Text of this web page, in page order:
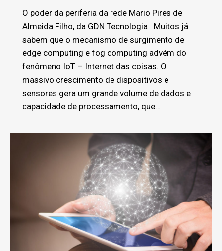
O poder da periferia da rede Mario Pires de
Almeida Filho, da GDN Tecnologia Muitos já
sabem que o mecanismo de surgimento de
edge computing e fog computing advém do
fenômeno IoT – Internet das coisas. O
massivo crescimento de dispositivos e
sensores gera um grande volume de dados e
capacidade de processamento, que…